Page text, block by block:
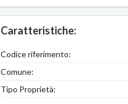
Caratteristiche:
Codice riferimento:
Comune:
Tipo Proprietà: